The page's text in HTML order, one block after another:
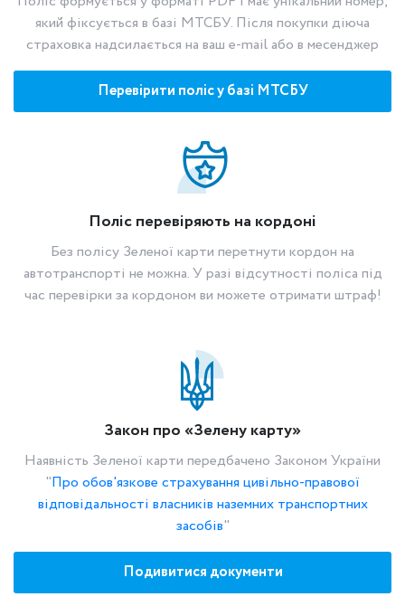
який фіксується в базі МТСБУ. Після покупки діюча
страховка надсилається на ваш e-mail або в месенджер
Перевірити поліс у базі МТСБУ
Поліс перевіряють на кордоні
Без полісу Зеленої карти перетнути кордон на
автотранспорті не можна. У разі відсутності поліса під
час перевірки за кордоном ви можете отримати штраф!
Закон про «Зелену карту»
Наявність Зеленої карти передбачено Законом України
"Про обов'язкове страхування цивільно-правової
відповідальності власників наземних транспортних
засобів"
Подивитися документи